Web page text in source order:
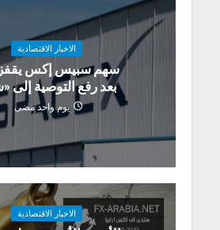
الاخبار الاقتصادية
بعد رفع التوصية إلى
يوم واحد مضى
الاخبار الاقتصادية